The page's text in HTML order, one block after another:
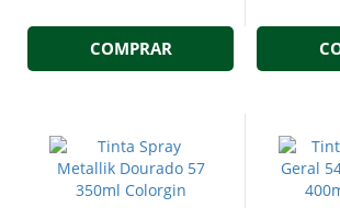
COMPRAR